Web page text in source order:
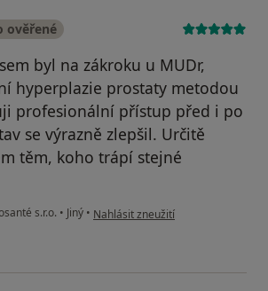
ověřené
byl na zákroku u MUDr,
hyperplazie prostaty metodou
profesionální přístup před i po
se výrazně zlepšil. Určitě
těm, koho trápí stejné
s.r.o. • Jiný • podle názoru uživatele Petr B.
Nahlásit zneužití